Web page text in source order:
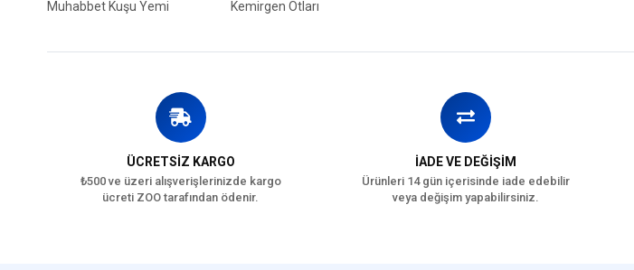
Muhabbet Kuşu Yemi
Kemirgen Otları
ÜCRETSİZ KARGO
₺500 ve üzeri alışverişlerinizde kargo
ücreti ZOO tarafından ödenir.
İADE VE DEĞİŞİM
Ürünleri 14 gün içerisinde iade edebilir
veya değişim yapabilirsiniz.